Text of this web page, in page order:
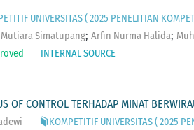
UNIVERSITAS ( 2025 PENELITIAN
Simatupang; Arfin Nurma Halida;
INTERNAL SOURCE
OF CONTROL TERHADAP MINAT
KOMPETITIF UNIVERSITAS ( 2025